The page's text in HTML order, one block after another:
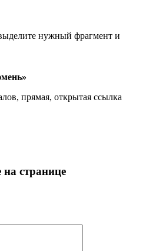
нужный фрагмент и
прямая, открытая ссылка
странице